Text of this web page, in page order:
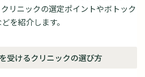
クリニックの選定ポイントやボトック
を紹介します。
受けるクリニックの選び方